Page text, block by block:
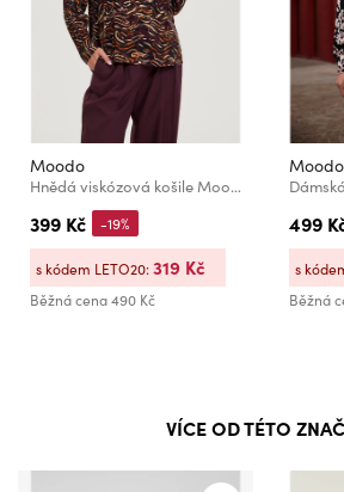
Moodo
Hnědá viskózová košile Moodo
399 Kč
Běžná cena490 Kč
-19%
s kódem LETO20:319 Kč
Moodo
499
Běžná
s
VÍCE OD TÉTO